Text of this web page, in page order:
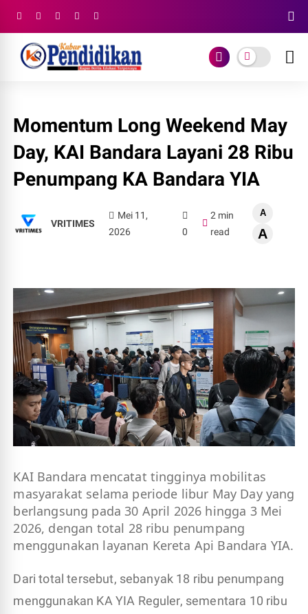
Momentum Long Weekend May
Day, KAI Bandara Layani 28 Ribu
Penumpang KA Bandara YIA
VRITIMES
Mei 11,
2026
0
2 min
read
A
A
KAI Bandara mencatat tingginya mobilitas
masyarakat selama periode libur May Day yang
berlangsung pada 30 April 2026 hingga 3 Mei
2026, dengan total 28 ribu penumpang
menggunakan layanan Kereta Api Bandara YIA.
Dari total tersebut, sebanyak 18 ribu penumpang
menggunakan KA YIA Reguler, sementara 10 ribu